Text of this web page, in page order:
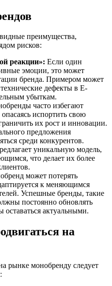
преимущества,
рисков:
реакции»: Если один
эмоции, это может
бренда. Примером может
дефекты в E-
убыткам.
часто избегают
испортить свою
их рост и инновации.
предложения
среди конкурентов.
уникальную модель,
что делает их более
может потерять
к меняющимся
Успешные бренды, такие
постоянно обновлять
актуальными.
на
рынке монобренду следует